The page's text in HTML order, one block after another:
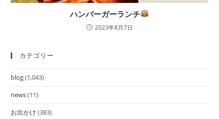
ハンバーガーランチ
2023年8月7日
カテゴリー
blog(1,043)
news(11)
お出かけ (383)